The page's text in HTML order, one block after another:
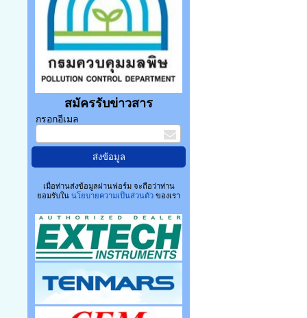
สมัครรับข่าวสาร
กรอกอีเมล
เมื่อท่านส่งข้อมูลผ่านฟอร์ม จะถือว่าท่าน
ยอมรับใน นโยบายความเป็นส่วนตัวของเรา